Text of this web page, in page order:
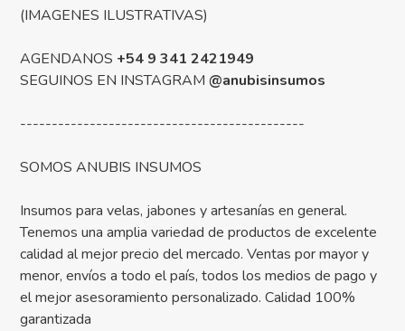
(IMAGENES ILUSTRATIVAS)
AGENDANOS +54 9 341 2421949
SEGUINOS EN INSTAGRAM@anubisinsumos
---------------------------------------------
SOMOS ANUBIS INSUMOS
Insumos para velas, jabones y artesanías en general.
Tenemos una amplia variedad de productos de excelente
calidad al mejor precio del mercado. Ventas por mayor y
menor, envíos a todo el país, todos los medios de pago y
el mejor asesoramiento personalizado. Calidad 100%
garantizada